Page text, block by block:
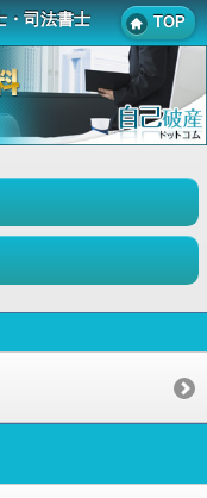
司法書士 TOP